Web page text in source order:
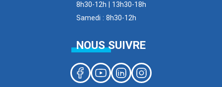
8h30-12h | 13h30-18h
Samedi : 8h30-12h
NOUS SUIVRE